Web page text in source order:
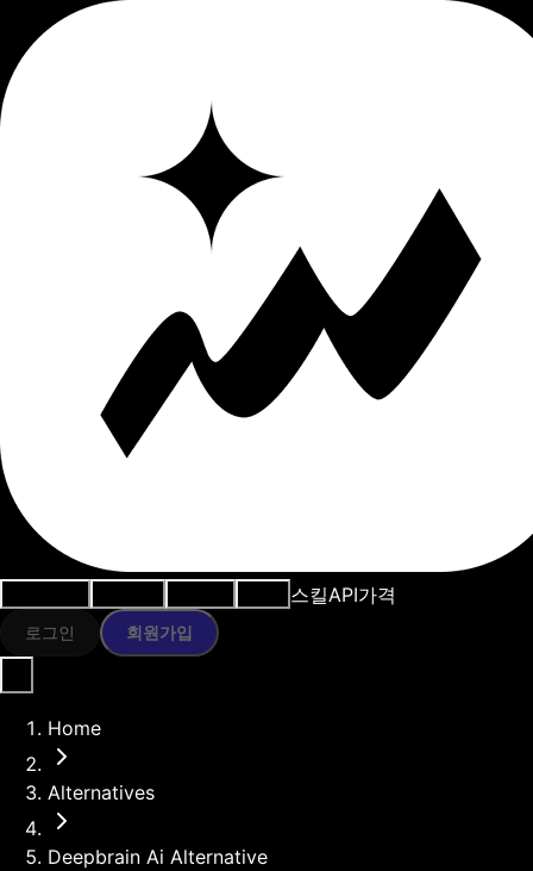
스킬API가격
로그인 회원가입
Home
Alternatives
Deepbrain Ai Alternative